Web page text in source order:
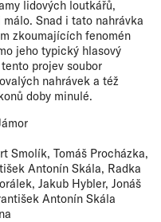
lidových loutkářů,
Snad i tato nahrávka
zkoumajících fenomén
jeho typický hlasový
projev soubor
nahrávek a též
doby minulé.
Smolík, Tomáš Procházka,
Antonín Skála, Radka
Jakub Hybler, Jonáš
Antonín Skála